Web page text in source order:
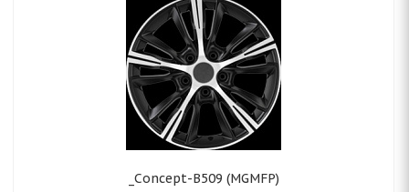
_Concept-B509 (MGMFP)